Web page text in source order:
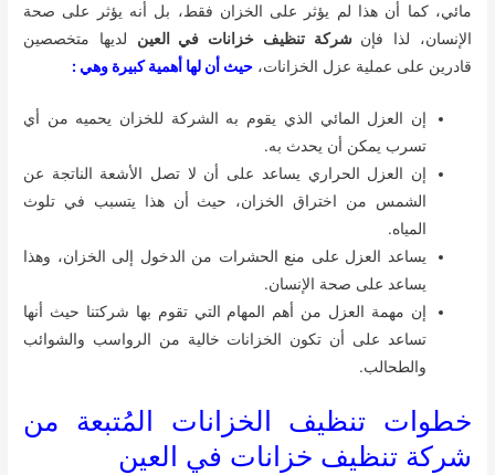
مائي، كما أن هذا لم يؤثر على الخزان فقط، بل أنه يؤثر على صحة
الإنسان، لذا فإن شركة تنظيف خزانات في العين لديها متخصصين
قادرين على عملية عزل الخزانات،حيث أن لها أهمية كبيرة وهي :
إن العزل المائي الذي يقوم به الشركة للخزان يحميه من أي
تسرب يمكن أن يحدث به.
إن العزل الحراري يساعد على أن لا تصل الأشعة الناتجة عن
الشمس من اختراق الخزان، حيث أن هذا يتسبب في تلوث
المياه.
يساعد العزل على منع الحشرات من الدخول إلى الخزان، وهذا
يساعد على صحة الإنسان.
إن مهمة العزل من أهم المهام التي تقوم بها شركتنا حيث أنها
تساعد على أن تكون الخزانات خالية من الرواسب والشوائب
والطحالب.
خطوات تنظيف الخزانات المُتبعة من
شركة تنظيف خزانات في العين